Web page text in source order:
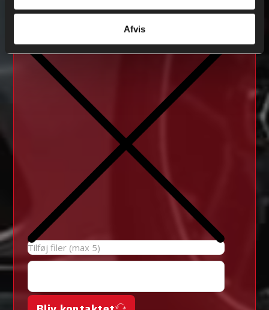
Afvis
Tilføj filer (max 5)